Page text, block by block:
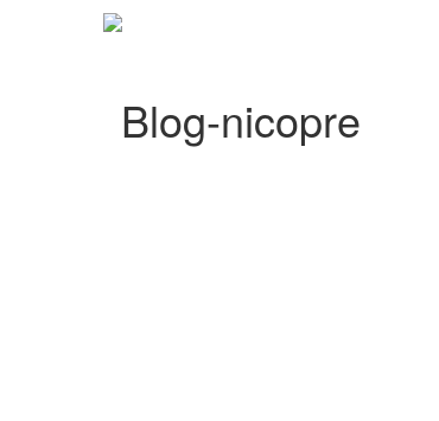
Blog-nicopre